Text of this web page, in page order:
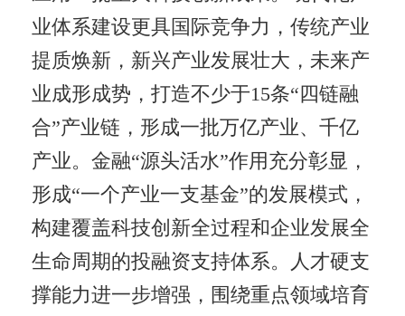
业体系建设更具国际竞争力，传统产业
提质焕新，新兴产业发展壮大，未来产
业成形成势，打造不少于15条“四链融
合”产业链，形成一批万亿产业、千亿
产业。金融“源头活水”作用充分彰显，
形成“一个产业一支基金”的发展模式，
构建覆盖科技创新全过程和企业发展全
生命周期的投融资支持体系。人才硬支
撑能力进一步增强，围绕重点领域培育